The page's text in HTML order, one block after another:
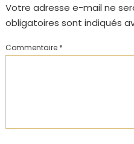
Votre adresse e-mail ne
obligatoires sont indiqués
Commentaire *